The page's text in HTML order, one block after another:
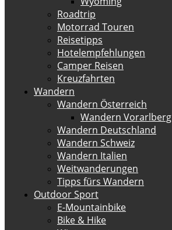
Roadtrip
Motorrad Touren
Reisetipps
Hotelempfehlungen
Camper Reisen
Kreuzfahrten
Wandern
Wandern Österreich
Wandern Vorarlberg
Wandern Deutschland
Wandern Schweiz
Wandern Italien
Weitwanderungen
Tipps fürs Wandern
Outdoor Sport
E-Mountainbike
Bike & Hike